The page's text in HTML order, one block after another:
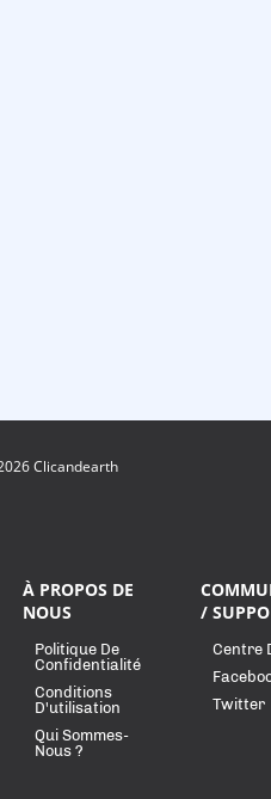
Clicandearth
À PROPOS DE
NOUS
Politique De
Confidentialité
Conditions
D'utilisation
Qui Sommes-
Nous ?
/
Centre
Twitter